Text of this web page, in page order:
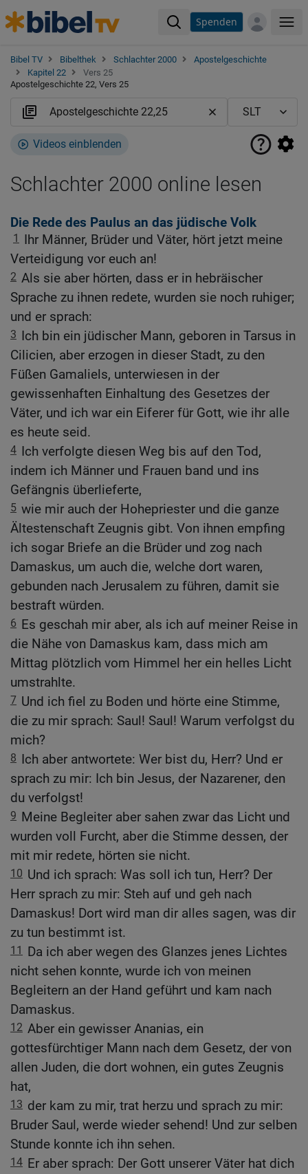
Spenden
Bibel TV Bibelthek Schlachter 2000
Apostelgeschichte
Kapitel 22
Vers 25
Apostelgeschichte 22, Vers 25
Videos einblenden
Schlachter 2000 online lesen
Die Rede des Paulus an das jüdische Volk
1
Ihr Männer, Brüder und Väter, hört jetzt meine
Verteidigung vor euch an!
2 Als sie aber hörten, dass er in hebräischer
Sprache zu ihnen redete, wurden sie noch ruhiger;
und er sprach:
3 Ich bin ein jüdischer Mann, geboren in Tarsus in
Cilicien, aber erzogen in dieser Stadt, zu den
Füßen Gamaliels, unterwiesen in der
gewissenhaften Einhaltung des Gesetzes der
Väter, und ich war ein Eiferer für Gott, wie ihr alle
es heute seid.
4 Ich verfolgte diesen Weg bis auf den Tod,
indem ich Männer und Frauen band und ins
Gefängnis überlieferte,
5 wie mir auch der Hohepriester und die ganze
Ältestenschaft Zeugnis gibt. Von ihnen empfing
ich sogar Briefe an die Brüder und zog nach
Damaskus, um auch die, welche dort waren,
gebunden nach Jerusalem zu führen, damit sie
bestraft würden.
6 Es geschah mir aber, als ich auf meiner Reise in
die Nähe von Damaskus kam, dass mich am
Mittag plötzlich vom Himmel her ein helles Licht
umstrahlte.
7 Und ich fiel zu Boden und hörte eine Stimme,
die zu mir sprach: Saul! Saul! Warum verfolgst du
mich?
8 Ich aber antwortete: Wer bist du, Herr? Und er
sprach zu mir: Ich bin Jesus, der Nazarener, den
du verfolgst!
9 Meine Begleiter aber sahen zwar das Licht und
wurden voll Furcht, aber die Stimme dessen, der
mit mir redete, hörten sie nicht.
10 Und ich sprach: Was soll ich tun, Herr? Der
Herr sprach zu mir: Steh auf und geh nach
Damaskus! Dort wird man dir alles sagen, was dir
zu tun bestimmt ist.
11
Da ich aber wegen des Glanzes jenes Lichtes
nicht sehen konnte, wurde ich von meinen
Begleitern an der Hand geführt und kam nach
Damaskus.
12 Aber ein gewisser Ananias, ein
gottesfürchtiger Mann nach dem Gesetz, der von
allen Juden, die dort wohnen, ein gutes Zeugnis
hat,
13 der kam zu mir, trat herzu und sprach zu mir:
Bruder Saul, werde wieder sehend! Und zur selben
Stunde konnte ich ihn sehen.
14 Er aber sprach: Der Gott unserer Väter hat dich